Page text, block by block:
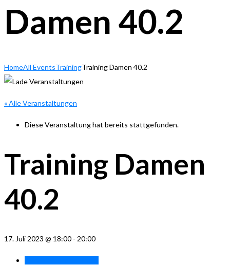
Damen 40.2
HomeAll EventsTrainingTraining Damen 40.2
« Alle Veranstaltungen
Diese Veranstaltung hat bereits stattgefunden.
Training Damen
40.2
17. Juli 2023 @ 18:00 - 20:00